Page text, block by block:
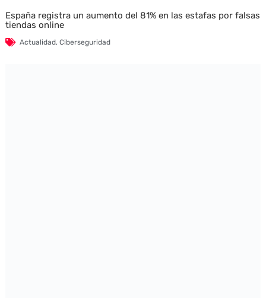
España registra un aumento del 81% en las estafas por falsas
tiendas online
Actualidad, Ciberseguridad